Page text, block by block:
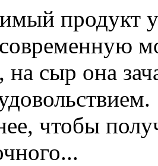
продукт
на сыр она
чтобы